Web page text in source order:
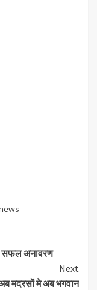
सफल अनावरण
Next
मदरसों मे अब भगवान